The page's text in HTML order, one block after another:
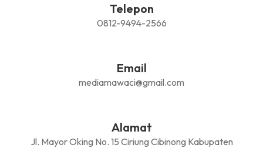
Telepon
0812-9494-2566
Email
mediamawaci@gmail.com
Alamat
Jl. Mayor Oking No. 15 Ciriung Cibinong Kabupaten